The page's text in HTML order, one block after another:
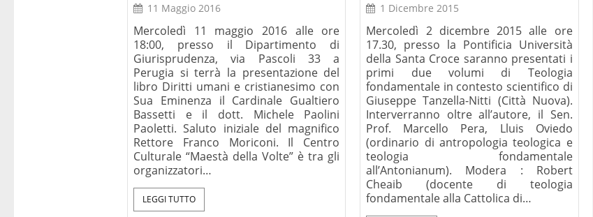
11 Maggio 2016
Mercoledì 11 maggio 2016 alle ore
18:00, presso il Dipartimento di
Giurisprudenza, via Pascoli 33 a
Perugia si terrà la presentazione del
libro Diritti umani e cristianesimo con
Sua Eminenza il Cardinale Gualtiero
Bassetti e il dott. Michele Paolini
Paoletti. Saluto iniziale del magnifico
Rettore Franco Moriconi. Il Centro
Culturale “Maestà della Volte” è tra gli
organizzatori…
LEGGI TUTTO
1 Dicembre 2015
Mercoledì 2 dicembre 2015 alle ore
17.30, presso la Pontificia Università
della Santa Croce saranno presentati i
primi due volumi di Teologia
fondamentale in contesto scientifico di
Giuseppe Tanzella-Nitti (Città Nuova).
Interverranno oltre all’autore, il Sen.
Prof. Marcello Pera, Lluis Oviedo
(ordinario di antropologia teologica e
teologia fondamentale
all’Antonianum). Modera : Robert
Cheaib (docente di teologia
fondamentale alla Cattolica di…